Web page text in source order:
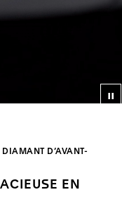
D’AVANT-
EN